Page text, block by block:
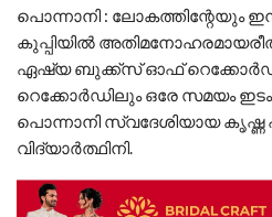
പൊന്നാനി : ലോകത്തിന്റേയും
കുപ്പിയിൽ
ഏഷ്യ ബുക്ക്സ്‌ ഓഫ്
റെക്കോർഡിലും ഒരേ സമയം ഇടം
പൊന്നാനി സ്വദേശിയായ കൃഷ്ണ
വിദ്യാർത്ഥിനി.